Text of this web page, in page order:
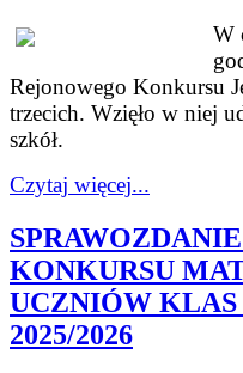
W
Rejonowego Konkursu
trzecich. Wzięło w niej
szkół.
Czytaj więcej...
KONKURSU
UCZNIÓW
2025/2026